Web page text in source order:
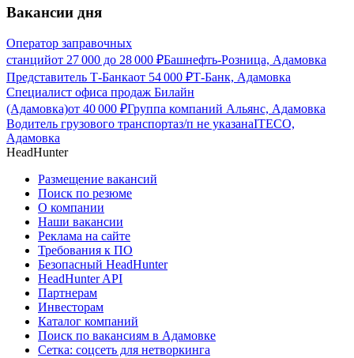
Вакансии дня
Оператор заправочных
станцийот 27 000 до 28 000 ₽Башнефть-Розница, Адамовка
Представитель Т-Банкаот 54 000 ₽Т-Банк, Адамовка
Специалист офиса продаж Билайн
(Адамовка)от 40 000 ₽Группа компаний Альянс, Адамовка
Водитель грузового транспортаз/п не указанаITECO,
Адамовка
HeadHunter
Размещение вакансий
Поиск по резюме
О компании
Наши вакансии
Реклама на сайте
Требования к ПО
Безопасный HeadHunter
HeadHunter API
Партнерам
Инвесторам
Каталог компаний
Поиск по вакансиям в Адамовке
Сетка: соцсеть для нетворкинга